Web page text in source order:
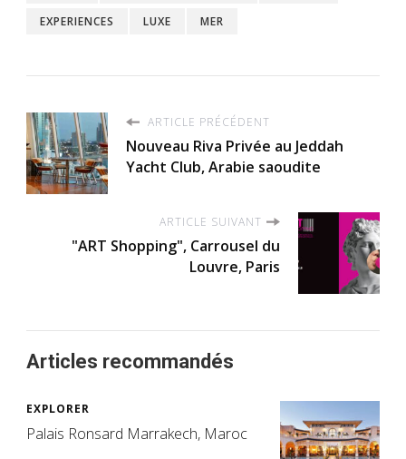
EXPERIENCES
LUXE MER
ARTICLE PRÉCÉDENT
Nouveau Riva Privée au Jeddah
Yacht Club, Arabie saoudite
ARTICLE SUIVANT
"ART Shopping", Carrousel du
Louvre, Paris
Articles recommandés
EXPLORER
Palais Ronsard Marrakech, Maroc